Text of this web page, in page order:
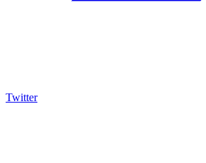
Twitter